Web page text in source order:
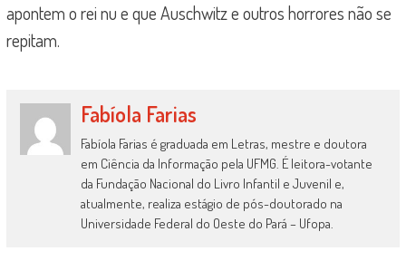
apontem o rei nu e que Auschwitz e outros horrores não se
repitam.
Fabíola Farias
Fabíola Farias é graduada em Letras, mestre e doutora
em Ciência da Informação pela UFMG. É leitora-votante
da Fundação Nacional do Livro Infantil e Juvenil e,
atualmente, realiza estágio de pós-doutorado na
Universidade Federal do Oeste do Pará – Ufopa.